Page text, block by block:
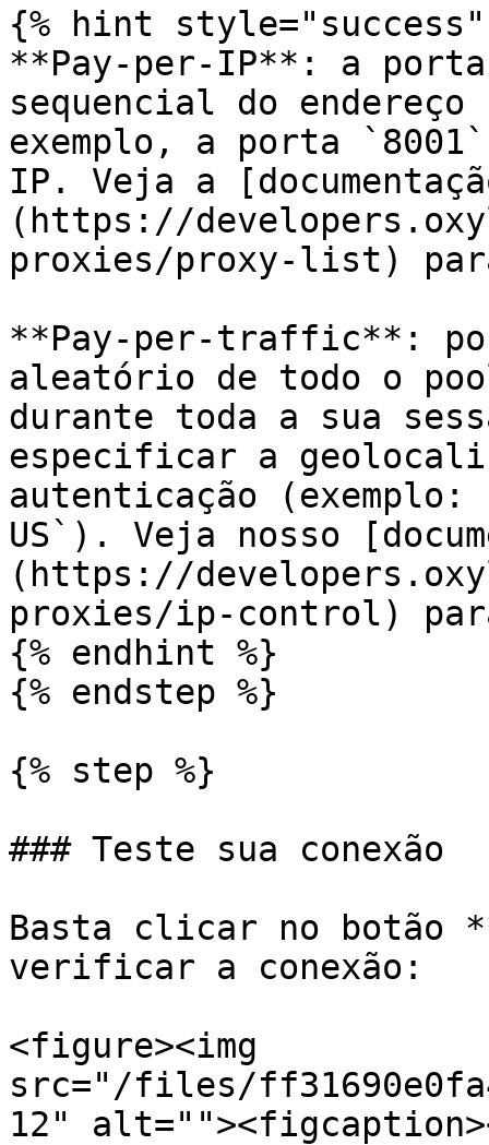
{% hint style="success"
**Pay-per-IP**: a porta
sequencial do
exemplo, a porta
IP. Veja a
(https://
proxies/proxy-list)
**Pay-per-traffic**:
aleatório de todo o
durante toda a sua
especificar a
autenticação (exemplo:
US`). Veja nosso
(https://
proxies/ip-control)
{% endhint %}
{% endstep %}
{% step %}
### Teste sua conexão
Basta clicar no botão
verificar a conexão:
<figure><img
src="/files/
12"